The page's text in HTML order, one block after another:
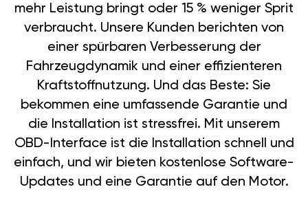
mehr Leistung bringt oder 15 % weniger Sprit
verbraucht. Unsere Kunden berichten von
einer spürbaren Verbesserung der
Fahrzeugdynamik und einer effizienteren
Kraftstoffnutzung. Und das Beste: Sie
bekommen eine umfassende Garantie und
die Installation ist stressfrei. Mit unserem
OBD-Interface ist die Installation schnell und
einfach, und wir bieten kostenlose Software-
Updates und eine Garantie auf den Motor.